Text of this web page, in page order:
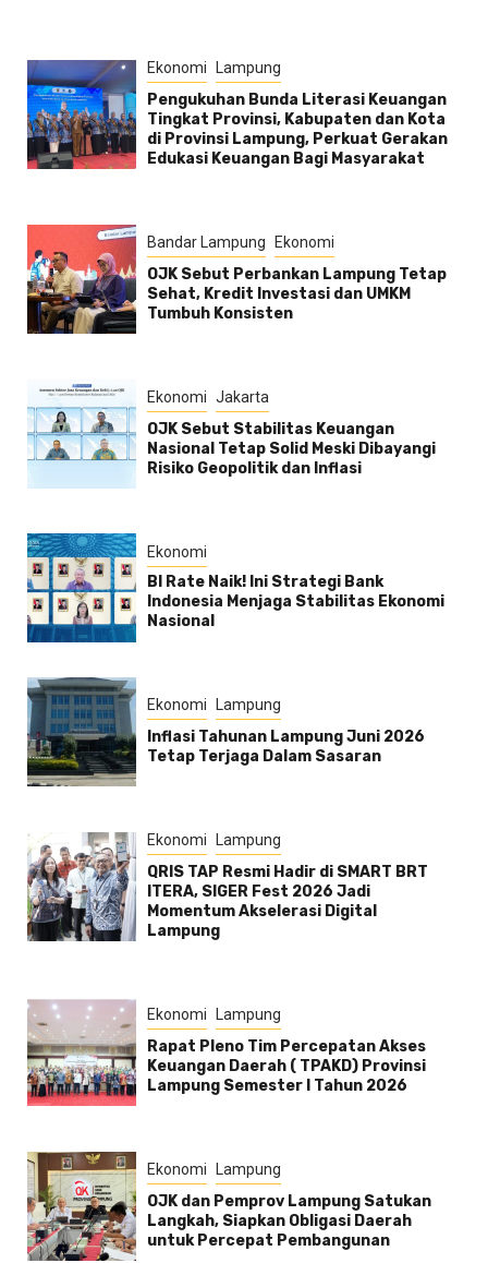
Ekonomi Lampung
Pengukuhan Bunda Literasi Keuangan
Tingkat Provinsi, Kabupaten dan Kota
di Provinsi Lampung, Perkuat Gerakan
Edukasi Keuangan Bagi Masyarakat
Bandar Lampung Ekonomi
OJK Sebut Perbankan Lampung Tetap
Sehat, Kredit Investasi dan UMKM
Tumbuh Konsisten
Ekonomi Jakarta
OJK Sebut Stabilitas Keuangan
Nasional Tetap Solid Meski Dibayangi
Risiko Geopolitik dan Inflasi
Ekonomi
BI Rate Naik! Ini Strategi Bank
Indonesia Menjaga Stabilitas Ekonomi
Nasional
Ekonomi Lampung
Inflasi Tahunan Lampung Juni 2026
Tetap Terjaga Dalam Sasaran
Ekonomi Lampung
QRIS TAP Resmi Hadir di SMART BRT
ITERA, SIGER Fest 2026 Jadi
Momentum Akselerasi Digital
Lampung
Ekonomi Lampung
Rapat Pleno Tim Percepatan Akses
Keuangan Daerah ( TPAKD) Provinsi
Lampung Semester l Tahun 2026
Ekonomi Lampung
OJK dan Pemprov Lampung Satukan
Langkah, Siapkan Obligasi Daerah
untuk Percepat Pembangunan